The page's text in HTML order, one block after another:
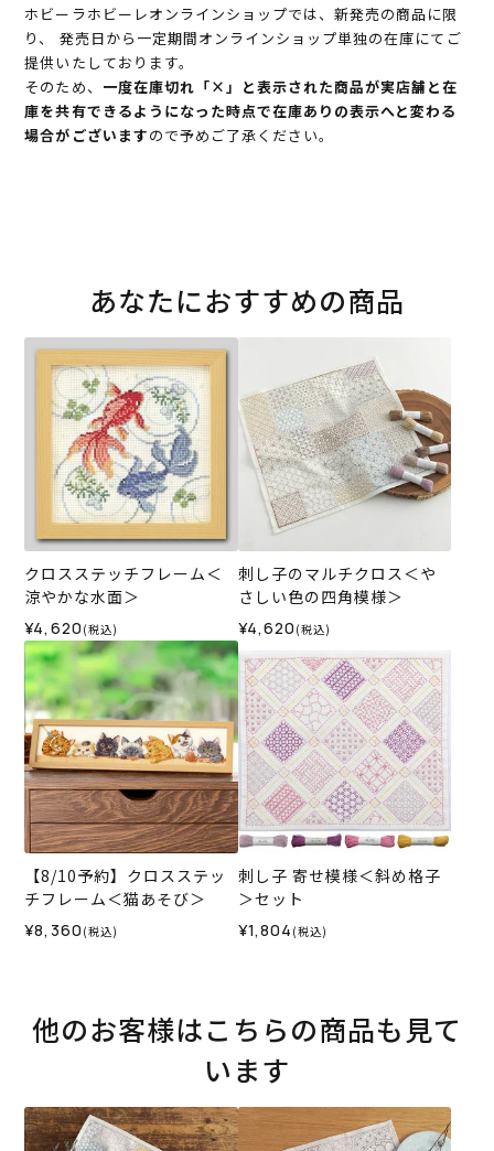
ホビーラホビーレオンラインショップでは、新発売の商品に限
り、 発売日から一定期間オンラインショップ単独の在庫にてご
提供いたしております。
そのため、 一度在庫切れ「×」と表示された商品が実店舗と在
庫を共有できるようになった時点で在庫ありの表示へと変わる
場合がございますので予めご了承ください。
あなたにおすすめの商品
クロスステッチフレーム＜
涼やかな水面＞
¥4,620 (税込)
刺し子のマルチクロス＜や
さしい色の四角模様＞
¥4,620 (税込)
【8/10予約】クロスステッ
チフレーム＜猫あそび＞
¥8,360 (税込)
刺し子 寄せ模様＜斜め格子
＞セット
¥1,804 (税込)
他のお客様はこちらの商品も見て
います